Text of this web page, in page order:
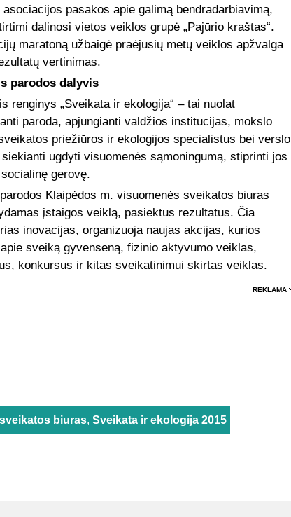
asociacijos pasakos apie galimą bendradarbiavimą,
dalinosi vietos veiklos grupė „Pajūrio kraštas“.
maratoną užbaigė praėjusių metų veiklos apžvalga
vertinimas.
parodos dalyvis
renginys „Sveikata ir ekologija“ – tai nuolat
paroda, apjungianti valdžios institucijas, mokslo
priežiūros ir ekologijos specialistus bei verslo
ugdyti visuomenės sąmoningumą, stiprinti jos
gerovę.
Klaipėdos m. visuomenės sveikatos biuras
įstaigos veiklą, pasiektus rezultatus. Čia
inovacijas, organizuoja naujas akcijas, kurios
sveiką gyvenseną, fizinio aktyvumo veiklas,
konkursus ir kitas sveikatinimui skirtas veiklas.
REKLAMA
biuras, Sveikata ir ekologija 2015